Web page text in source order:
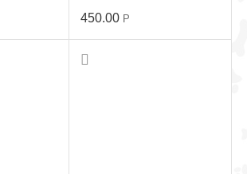
450.00 Р